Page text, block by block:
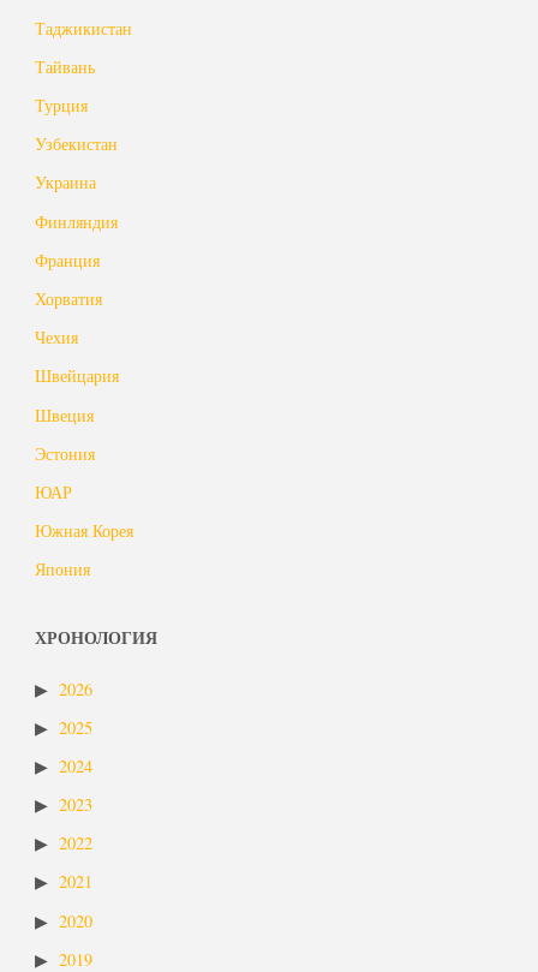
Таджикистан
Тайвань
Турция
Узбекистан
Украина
Финляндия
Франция
Хорватия
Чехия
Швейцария
Швеция
Эстония
ЮАР
Южная Корея
Япония
ХРОНОЛОГИЯ
2026
2025
2024
2023
2022
2021
2020
2019